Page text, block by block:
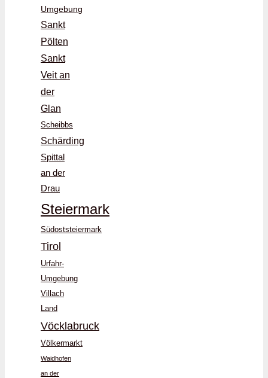
Umgebung
Sankt
Pölten
Sankt
Veit an
der
Glan
Scheibbs
Schärding
Spittal
an der
Drau
Steiermark
Südoststeiermark
Tirol
Urfahr-
Umgebung
Villach
Land
Vöcklabruck
Völkermarkt
Waidhofen
an der